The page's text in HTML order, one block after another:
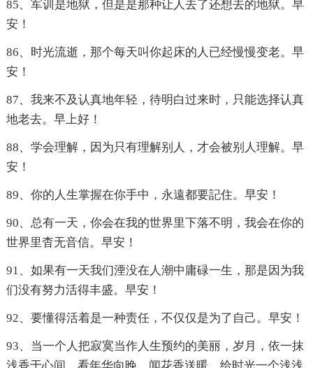
85、军训是地狱，但是是那种让人去了还想去的地狱。早
安！
86、时光流逝，那个每天叫你起床的人已经慢慢变老。早
安！
87、我来不及认真地年轻，待明白过来时，只能选择认真
地老去。早上好！
88、学会理解，因为只有理解别人，才会被别人理解。早
安！
89、你的人生掌握在你手中，永遠都要記住。早安！
90、总有一天，你会在我的世界里下落不明，我会在你的
世界里杳无音信。早安！
91、如果有一天我们湮没在人潮中庸碌一生，那是因为我
们没有努力活得丰盛。早安！
92、要懂得活着是一种责任，不仅仅是为了自己。早安！
93、当一个人把寂寞当作人生预约的美丽，岁月，依一抹